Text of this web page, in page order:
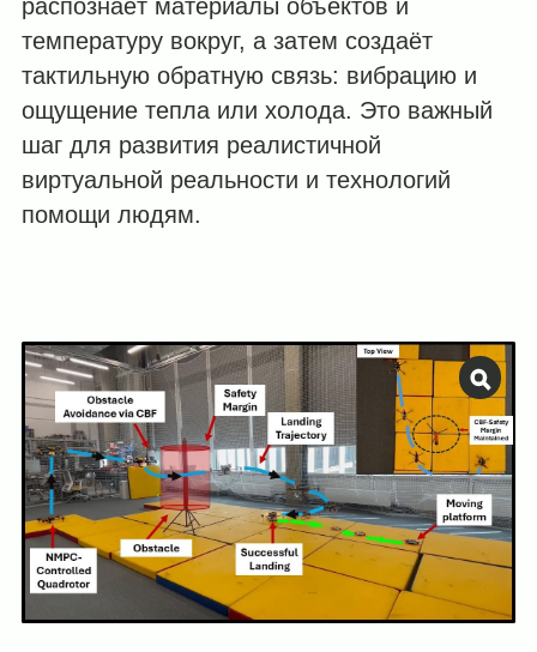
распознаёт материалы объектов и
температуру вокруг, а затем создаёт
тактильную обратную связь: вибрацию и
ощущение тепла или холода. Это важный
шаг для развития реалистичной
виртуальной реальности и технологий
помощи людям.